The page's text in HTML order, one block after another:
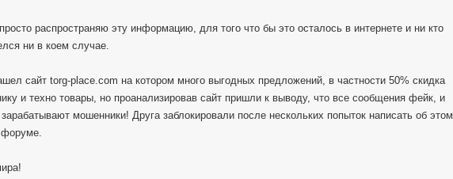
распространяю эту информацию, для того что бы это осталось в интернете и ни кто
ни в коем случае.
сайт torg-place.com на котором много выгодных предложений, в частности 50% скидка
и техно товары, но проанализировав сайт пришли к выводу, что все сообщения фейк, и
мошенники! Друга заблокировали после нескольких попыток написать об этом